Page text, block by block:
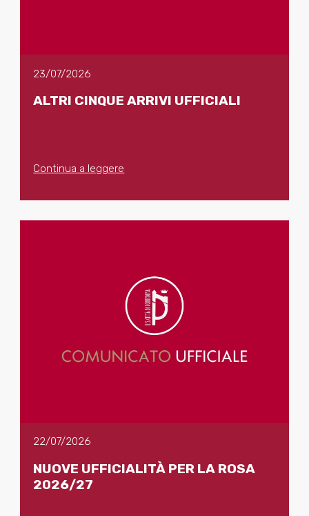
23/07/2026
ALTRI CINQUE ARRIVI UFFICIALI
Continua a leggere
22/07/2026
NUOVE UFFICIALITÀ PER LA ROSA
2026/27